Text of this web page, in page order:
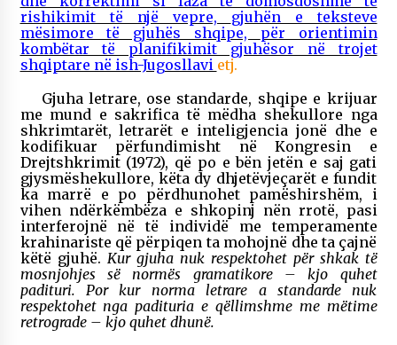
rishikimit të një vepre, gjuhën e teksteve
mësimore të gjuhës shqipe, për orientimin
kombëtar të planifikimit gjuhësor në trojet
shqiptare në ish-Jugosllavi etj.
Gjuha letrare, ose standarde, shqipe e krijuar
me mund e sakrifica të mëdha shekullore nga
shkrimtarët, letrarët e inteligjencia jonë dhe e
kodifikuar përfundimisht në Kongresin e
Drejtshkrimit (1972), që po e bën jetën e saj gati
gjysmëshekullore, këta dy dhjetëvjeçarët e fundit
ka marrë e po përdhunohet pamëshirshëm, i
vihen ndërkëmbëza e shkopinj nën rrotë, pasi
interferojnë në të individë me temperamente
krahinariste që përpiqen ta mohojnë dhe ta çajnë
këtë gjuhë. Kur gjuha nuk respektohet për shkak të
mosnjohjes së normës gramatikore – kjo quhet
padituri. Por kur norma letrare a standarde nuk
respektohet nga padituria e qëllimshme me mëtime
retrograde – kjo quhet dhunë.